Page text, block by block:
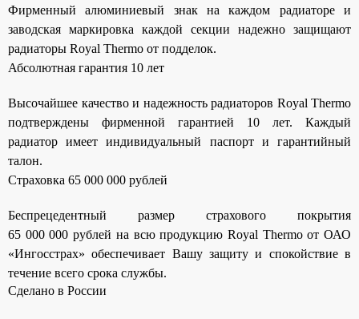
Фирменный алюминиевый знак на каждом радиаторе и
заводская маркировка каждой секции надежно защищают
радиаторы Royal Thermo от подделок.
Абсолютная гарантия 10 лет
Высочайшее качество и надежность радиаторов Royal Thermo
подтверждены фирменной гарантией 10 лет. Каждый
радиатор имеет индивидуальный паспорт и гарантийный
талон.
Страховка 65 000 000 рублей
Беспрецедентный размер страхового покрытия
65 000 000 рублей на всю продукцию Royal Thermo от ОАО
«Ингосстрах» обеспечивает Вашу защиту и спокойствие в
течение всего срока службы.
Сделано в России
Панель управления